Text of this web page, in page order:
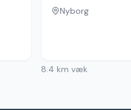
Nyborg
8.4 km væk